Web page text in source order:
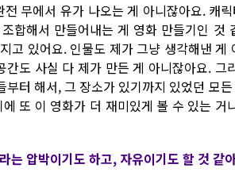
무에서 유가 나오는 게 아니잖아요. 캐
합해서 만들어내는 게 영화 만들기인 것
고 있어요. 인물도 제가 그냥 생각해낸 게
도 사실 다 제가 만든 게 아니잖아요. 그
터 해서, 그 장소가 있기까지 있었던 모
또 이 영화가 더 재미있게 볼 수 있는 거
압박이기도 하고, 자유이기도 할 것 같